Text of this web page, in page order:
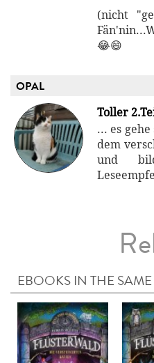
(nicht
😂😄
OPAL
Toller
... es
dem
und
EBOOKS IN THE SAME